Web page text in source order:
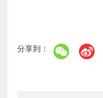
分享到：